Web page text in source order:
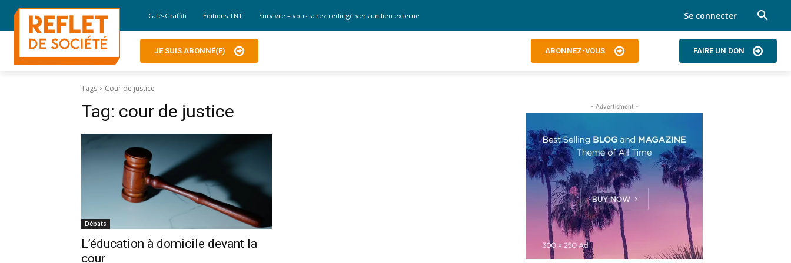
Café-Graffiti Éditions TNT Survivre – vous serez redirigé vers un lien externe Se connecter
JE SUIS ABONNÉ(E) ABONNEZ-VOUS FAIRE UN DON
Tags Cour de justice
Tag: cour de justice
Débats
L’éducation à domicile devant la
cour
- Advertisment -